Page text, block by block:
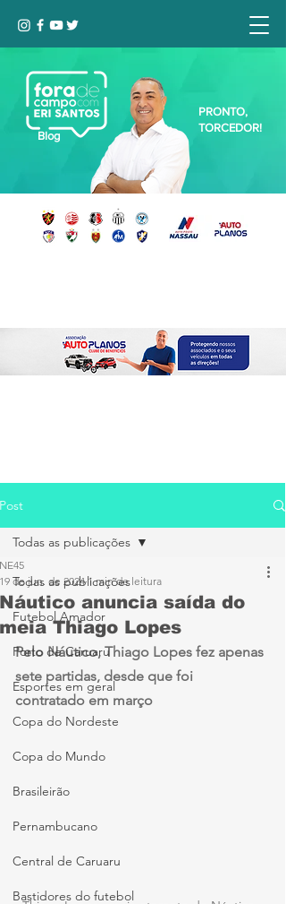
Blog
PRONTO,
TORCEDOR!
Post
Todas as publicações
Futebol Amador
Porto de Caruaru
Esportes em geral
Copa do Nordeste
Copa do Mundo
Brasileirão
Pernambucano
Central de Caruaru
Bastidores do futebol
Todas as publicações
Náutico anuncia saída do
meia Thiago Lopes
NE45
19 de jun. de 2024 1 min de leitura
Pelo Náutico, Thiago Lopes fez apenas
sete partidas, desde que foi
contratado em março